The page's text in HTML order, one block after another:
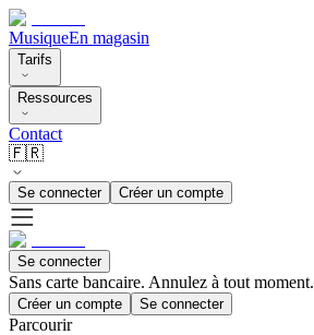
MusiqueEn magasin
Tarifs
Ressources
Contact
🇫🇷
Se connecter Créer un compte
Se connecter
Sans carte bancaire. Annulez à tout moment.
Créer un compte Se connecter
Parcourir